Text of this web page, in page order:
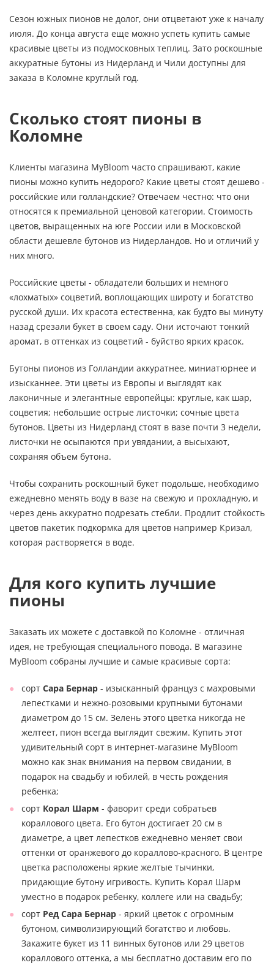
Сезон южных пионов не долог, они отцветают уже к началу
июля. До конца августа еще можно успеть купить самые
красивые цветы из подмосковных теплиц. Зато роскошные
аккуратные бутоны из Нидерланд и Чили доступны для
заказа в Коломне круглый год.
Сколько стоят пионы в
Коломне
Клиенты магазина MyBloom часто спрашивают, какие
пионы можно купить недорого? Какие цветы стоят дешево -
российские или голландские? Отвечаем честно: что они
относятся к премиальной ценовой категории. Стоимость
цветов, выращенных на юге России или в Московской
области дешевле бутонов из Нидерландов. Но и отличий у
них много.
Российские цветы - обладатели больших и немного
«лохматых» соцветий, воплощающих широту и богатство
русской души. Их красота естественна, как будто вы минуту
назад срезали букет в своем саду. Они источают тонкий
аромат, в оттенках из соцветий - буйство ярких красок.
Бутоны пионов из Голландии аккуратнее, миниатюрнее и
изысканнее. Эти цветы из Европы и выглядят как
лаконичные и элегантные европейцы: круглые, как шар,
соцветия; небольшие острые листочки; сочные цвета
бутонов. Цветы из Нидерланд стоят в вазе почти 3 недели,
листочки не осыпаются при увядании, а высыхают,
сохраняя объем бутона.
Чтобы сохранить роскошный букет подольше, необходимо
ежедневно менять воду в вазе на свежую и прохладную, и
через день аккуратно подрезать стебли. Продлит стойкость
цветов пакетик подкормка для цветов например Кризал,
которая растворяется в воде.
Для кого купить лучшие
пионы
Заказать их можете с доставкой по Коломне - отличная
идея, не требующая специального повода. В магазине
MyBloom собраны лучшие и самые красивые сорта:
сорт Сара Бернар - изысканный француз с махровыми
лепестками и нежно-розовыми крупными бутонами
диаметром до 15 см. Зелень этого цветка никогда не
желтеет, пион всегда выглядит свежим. Купить этот
удивительный сорт в интернет-магазине MyBloom
можно как знак внимания на первом свидании, в
подарок на свадьбу и юбилей, в честь рождения
ребенка;
сорт Корал Шарм - фаворит среди собратьев
кораллового цвета. Его бутон достигает 20 см в
диаметре, а цвет лепестков ежедневно меняет свои
оттенки от оранжевого до кораллово-красного. В центре
цветка расположены яркие желтые тычинки,
придающие бутону игривость. Купить Корал Шарм
уместно в подарок ребенку, коллеге или на свадьбу;
сорт Ред Сара Бернар - яркий цветок с огромным
бутоном, символизирующий богатство и любовь.
Закажите букет из 11 винных бутонов или 29 цветов
кораллового оттенка, а мы бесплатно доставим его по